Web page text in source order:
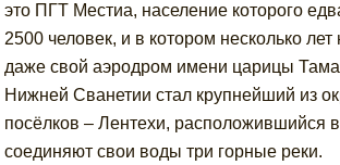
это ПГТ Местиа, население которого
2500 человек, и в котором несколько
даже свой аэродром имени царицы
Нижней Сванетии стал крупнейший из
посёлков – Лентехи, расположившийся
соединяют свои воды три горные реки.